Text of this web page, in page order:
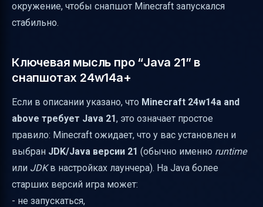
делу)
окружение, чтобы снапшот Minecraft запускался
стабильно.
Ключевая мысль про “Java 21” в
снапшотах 24w14a+
Если в описании указано, что Minecraft 24w14a and
above требует Java 21, это означает простое
правило: Minecraft ожидает, что у вас установлен и
выбран JDK/Java версии 21 (обычно именно runtime
или JDKв настройках лаунчера). На Java более
старших версий игра может:
- не запускаться,